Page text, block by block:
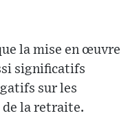
la mise en œuvre
significatifs
sur les
de la retraite.